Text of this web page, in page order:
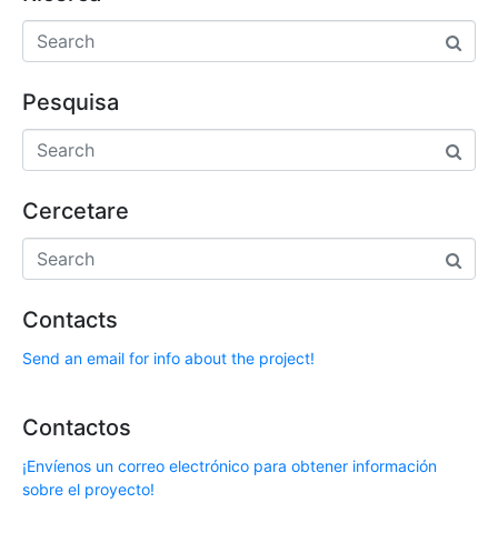
Pesquisa
Cercetare
Contacts
Send an email for info about the project!
Contactos
¡Envíenos un correo electrónico para obtener información
sobre el proyecto!